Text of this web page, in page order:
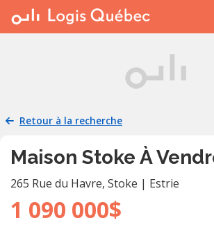
À LOUER
PLACER UNE ANNONCE
RESSOURCES
Retour à la recherche
Maison Stoke À
265 Rue du Havre, Stoke | Estrie
1 090 000$